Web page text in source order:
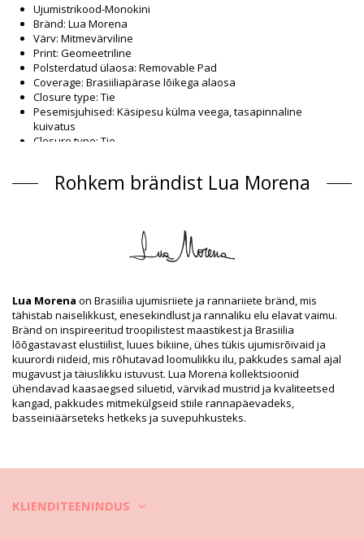
Ujumistrikood-Monokini
Bränd: Lua Morena
Värv: Mitmevärviline
Print: Geomeetriline
Polsterdatud ülaosa: Removable Pad
Coverage: Brasiiliapärase lõikega alaosa
Closure type: Tie
Pesemisjuhised: Käsipesu külma veega, tasapinnaline
kuivatus
Closure type: Tie
Ujumistrikood Mitmevärviline Lua Morena
Vooder: 88% Polyamide, 12% Elastane
Tootekirjeldus
Paki sisu: 1 x Ujumistrikood (Muid lisasid komplekt ei sisalda)
HS CODE: 6112.41.0010
SKU: 1981123267
EAN: XS (7899818620967), S (7899670743712), M (7899670743781),
L (7899670743866), XL (7899670743941)
Tarnija viide: 31351042
Kaal: 115g / 0.25lb / 4.06oz
Print ei ole täpne ja võib olenevalt lõikest varieeruda
Viimistletud fotod
kasutada rohkem kui ühe suve, siis peavad need olema valmistatud
Rohkem brändist Lua Morena
Lua Morena on Brasiilia ujumisriiete ja rannariiete bränd, mis
tähistab naiselikkust, enesekindlust ja rannaliku elu elavat vaimu.
Bränd on inspireeritud troopilistest maastikest ja Brasiilia
lõõgastavast elustiilist, luues bikiine, ühes tükis ujumisrõivaid ja
kuurordi riideid, mis rõhutavad loomulikku ilu, pakkudes samal ajal
mugavust ja täiuslikku istuvust. Lua Morena kollektsioonid
ühendavad kaasaegsed siluetid, värvikad mustrid ja kvaliteetsed
kangad, pakkudes mitmekülgseid stiile rannapäevadeks,
basseiniäärseteks hetkeks ja suvepuhkusteks.
KLIENDITEENINDUS